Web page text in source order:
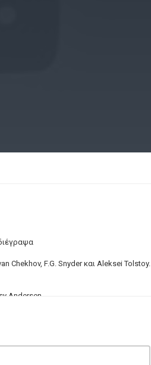
Chekhov, F.G. Snyder και Aleksei Tolstoy.
Andersen